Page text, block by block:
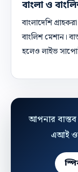
বাংলা ও
বাংলাদেশি
বাংলিশ মেশান।
হলেও লাইভ
আপনার বাস্তব
এআই